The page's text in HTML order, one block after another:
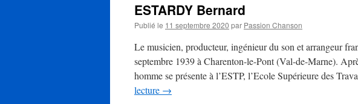
ESTARDY Bernard
Publié le 11 septembre 2020 par Passion Chanson
Le musicien, producteur, ingénieur du son et arrangeur
septembre 1939 à Charenton-le-Pont (Val-de-Marne).
homme se présente à l’ESTP, l’Ecole Supérieure des
lecture →